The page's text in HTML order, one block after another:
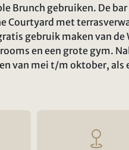
Brunch gebruiken. De
Courtyard met
gebruik maken van de
en een grote gym.
van mei t/m oktober, als